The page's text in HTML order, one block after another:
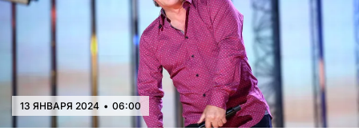
13 ЯНВАРЯ 2024 • 06:00